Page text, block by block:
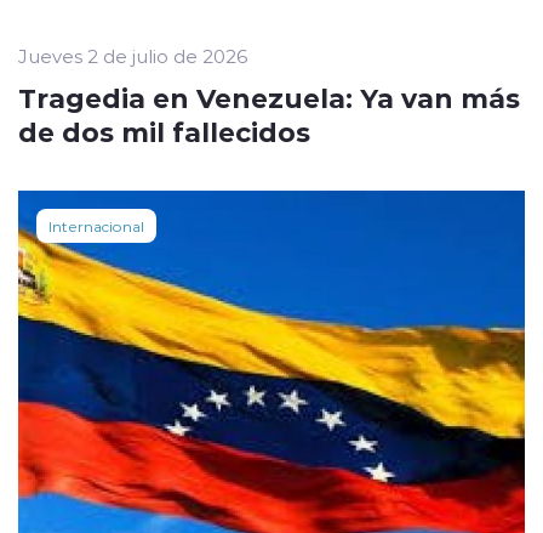
Jueves 2 de julio de 2026
Tragedia en Venezuela: Ya van más
de dos mil fallecidos
Internacional